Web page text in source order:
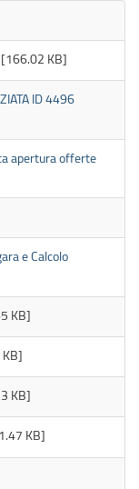
[166.02 KB]
ID 4496
apertura offerte
e Calcolo
KB]
KB]
KB]